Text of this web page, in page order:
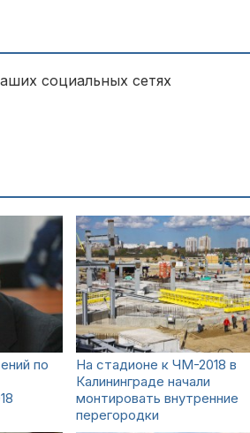
социальных сетях
по
На стадионе к ЧМ-2018 в
Калининграде начали
монтировать внутренние
перегородки